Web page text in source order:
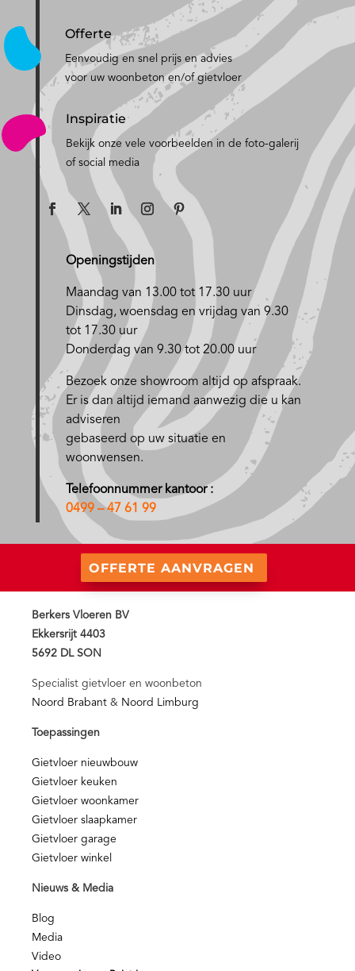
Offerte
Eenvoudig en snel prijs en advies
voor uw woonbeton en/of gietvloer
Inspiratie
Bekijk onze vele voorbeelden in de foto-galerij
of social media
Openingstijden
Maandag van 13.00 tot 17.30 uur
Dinsdag, woensdag en vrijdag van 9.30
tot 17.30 uur
Donderdag van 9.30 tot 20.00 uur
Bezoek onze showroom altijd op afspraak.
Er is dan altijd iemand aanwezig die u kan
adviseren
gebaseerd op uw situatie en
woonwensen.
Telefoonnummer kantoor :
0499 – 47 61 99
OFFERTE AANVRAGEN
Berkers Vloeren BV
Ekkersrijt 4403
5692 DL SON
Specialist gietvloer en woonbeton
Noord Brabant & Noord Limburg
Toepassingen
Gietvloer nieuwbouw
Gietvloer keuken
Gietvloer woonkamer
Gietvloer slaapkamer
Gietvloer garage
Gietvloer winkel
Nieuws & Media
Blog
Media
Video